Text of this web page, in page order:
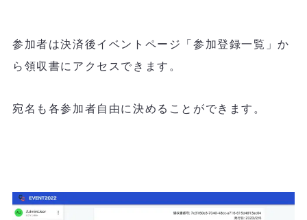
参加者は決済後イベントページ「参加登録一覧」か
ら領収書にアクセスできます。
宛名も各参加者自由に決めることができます。